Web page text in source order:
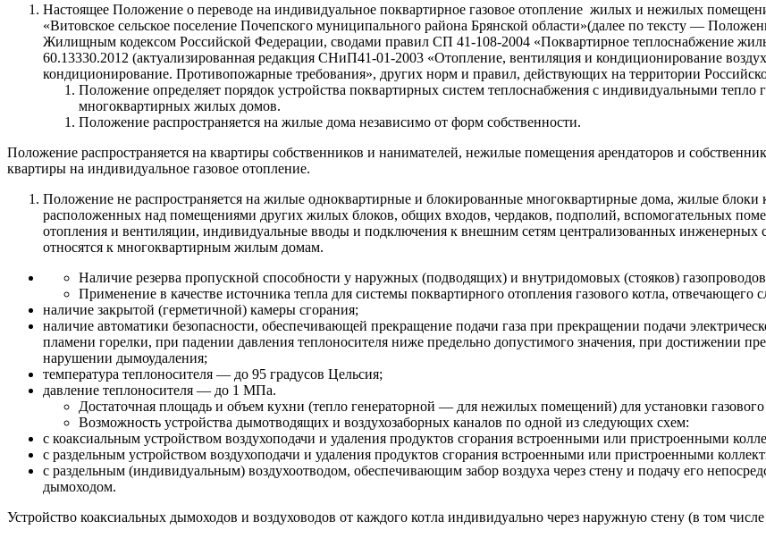
Настоящее Положение о переводе на индивидуальное поквартирное газовое отопление жилых и нежилых
«Витовское сельское поселение Почепского муниципального района Брянской области»(далее по тексту —
Жилищным кодексом Российской Федерации, сводами правил СП 41-108-2004 «Поквартирное теплоснабжение
60.13330.2012 (актуализированная редакция СНиП41-01-2003 «Отопление, вентиляция и кондиционирование
кондиционирование. Противопожарные требования», других норм и правил, действующих на территории
Положение определяет порядок устройства поквартирных систем теплоснабжения с индивидуальными
многоквартирных жилых домов.
Положение распространяется на жилые дома независимо от форм собственности.
Положение распространяется на квартиры собственников и нанимателей, нежилые помещения арендаторов и
квартиры на индивидуальное газовое отопление.
Положение не распространяется на жилые одноквартирные и блокированные многоквартирные дома, жилые
расположенных над помещениями других жилых блоков, общих входов, чердаков, подполий, вспомогательных
отопления и вентиляции, индивидуальные вводы и подключения к внешним сетям централизованных
относятся к многоквартирным жилым домам.
Наличие резерва пропускной способности у наружных (подводящих) и внутридомовых (стояков) газопроводов.
Применение в качестве источника тепла для системы поквартирного отопления газового котла,
наличие закрытой (герметичной) камеры сгорания;
наличие автоматики безопасности, обеспечивающей прекращение подачи газа при прекращении подачи
пламени горелки, при падении давления теплоносителя ниже предельно допустимого значения, при достижении
нарушении дымоудаления;
температура теплоносителя — до 95 градусов Цельсия;
давление теплоносителя — до 1 МПа.
Достаточная площадь и объем кухни (тепло генераторной — для нежилых помещений) для установки газового
Возможность устройства дымотводящих и воздухозаборных каналов по одной из следующих схем:
с коаксиальным устройством воздухоподачи и удаления продуктов сгорания встроенными или пристроенными
с раздельным устройством воздухоподачи и удаления продуктов сгорания встроенными или пристроенными
с раздельным (индивидуальным) воздухоотводом, обеспечивающим забор воздуха через стену и подачу его
дымоходом.
Устройство коаксиальных дымоходов и воздуховодов от каждого котла индивидуально через наружную стену (в том